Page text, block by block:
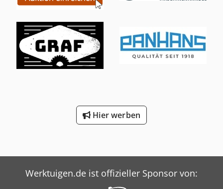
Hier werben
Werktuigen.de ist offizieller Sponsor von: